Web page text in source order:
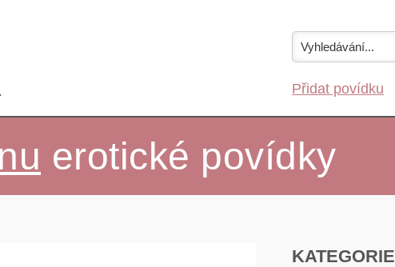
Přidat povídku
erotické povídky
KATEGORIE